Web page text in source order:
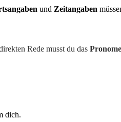
und Zeitangaben
Rede musst du das
dich.